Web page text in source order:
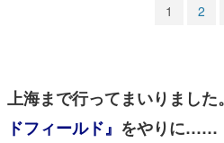
1 2
上海まで行ってまいりました。
ドフィールド』 をやりに……